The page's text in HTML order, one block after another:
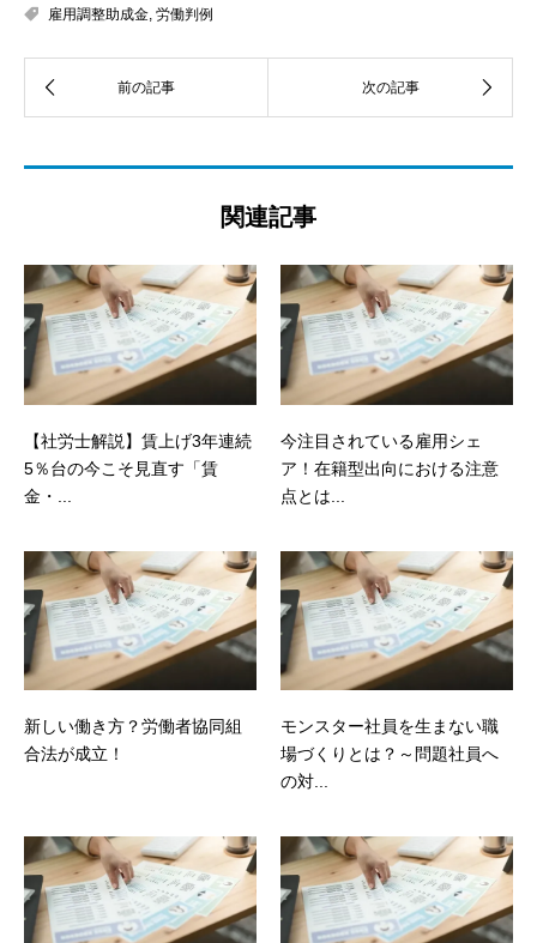
雇用調整助成金, 労働判例
関連記事
【社労士解説】賃上げ3年連続
5％台の今こそ見直す「賃
金・...
今注目されている雇用シェ
ア！在籍型出向における注意
点とは...
新しい働き方？労働者協同組
合法が成立！
モンスター社員を生まない職
場づくりとは？～問題社員へ
の対...